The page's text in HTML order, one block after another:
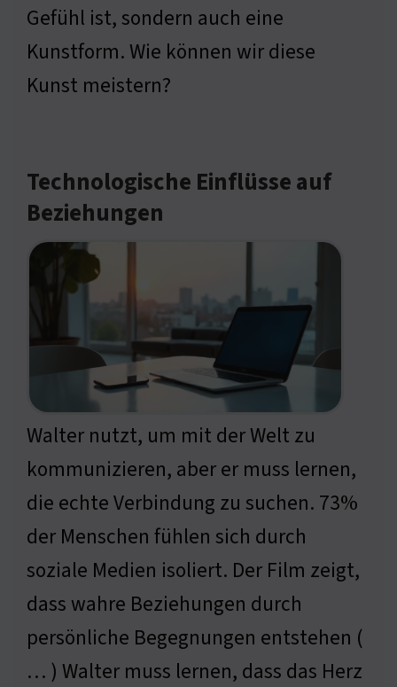
Gefühl ist, sondern auch eine
Kunstform. Wie können wir diese
Kunst meistern?
Technologische Einflüsse auf
Beziehungen
Walter nutzt, um mit der Welt zu
kommunizieren, aber er muss lernen,
die echte Verbindung zu suchen. 73%
der Menschen fühlen sich durch
soziale Medien isoliert. Der Film zeigt,
dass wahre Beziehungen durch
persönliche Begegnungen entstehen (
… ) Walter muss lernen, dass das Herz